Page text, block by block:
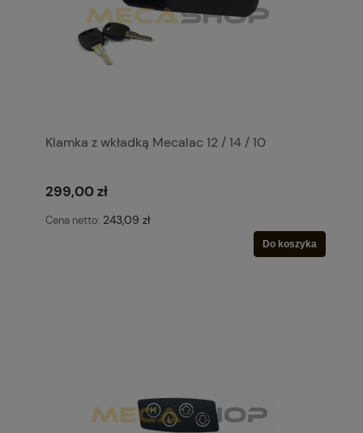
Klamka z wkładką Mecalac 12 / 14 / 10
299,00 zł
Cena netto: 243,09 zł
Do koszyka